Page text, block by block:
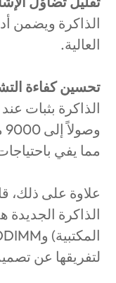
الذاكرة ويضمن
العالية.
تحسين كفاءة
مما يفي
علاوة على ذلك،
الذاكرة الجديدة
المكتبية) و
لتفريقها عن